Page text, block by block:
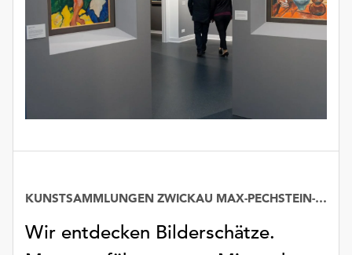
Schaltfläche
„Auswählen“.
oder
Impressum
Wir entdecken Bilderschätze.
KUNSTSAMMLUNGEN ZWICKAU MAX-PECHSTEIN-MUSEUM